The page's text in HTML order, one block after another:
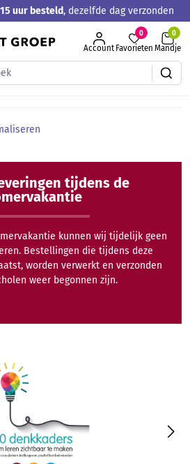
uur besteld, dezelfde dag verzonden
Account Favorieten Mandje
0
tijdens de
kunnen wij tijdelijk geen
Bestellingen die tijdens deze
worden verwerkt en verzonden
weer begonnen zijn.